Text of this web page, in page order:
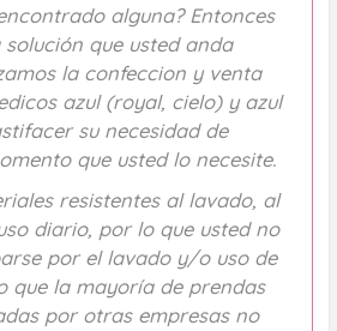
alguna? Entonces
que usted anda
la confeccion y venta
azul (royal, cielo) y azul
su necesidad de
que usted lo necesite.
resistentes al lavado, al
diario, por lo que usted no
por el lavado y/o uso de
que la mayoría de prendas
por otras empresas no